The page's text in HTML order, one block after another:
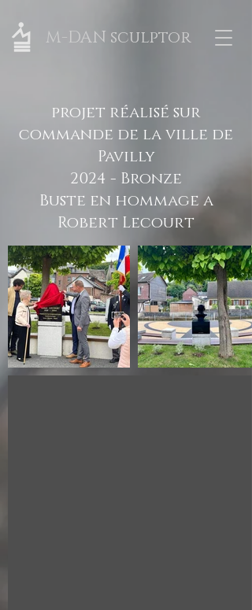
M-DAN sculptor
projet réalisé sur
commande de la ville de
Pavilly
2024 - Bronze
Buste en hommage a
Robert Lecourt